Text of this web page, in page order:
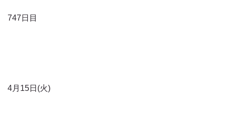
747日目
4月15日(火)